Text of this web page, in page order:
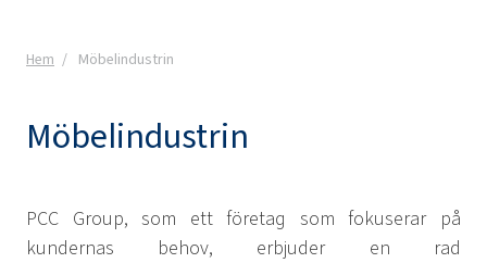
Hem Möbelindustrin
Möbelindustrin
PCC Group, som ett företag som fokuserar på
kundernas behov, erbjuder en rad